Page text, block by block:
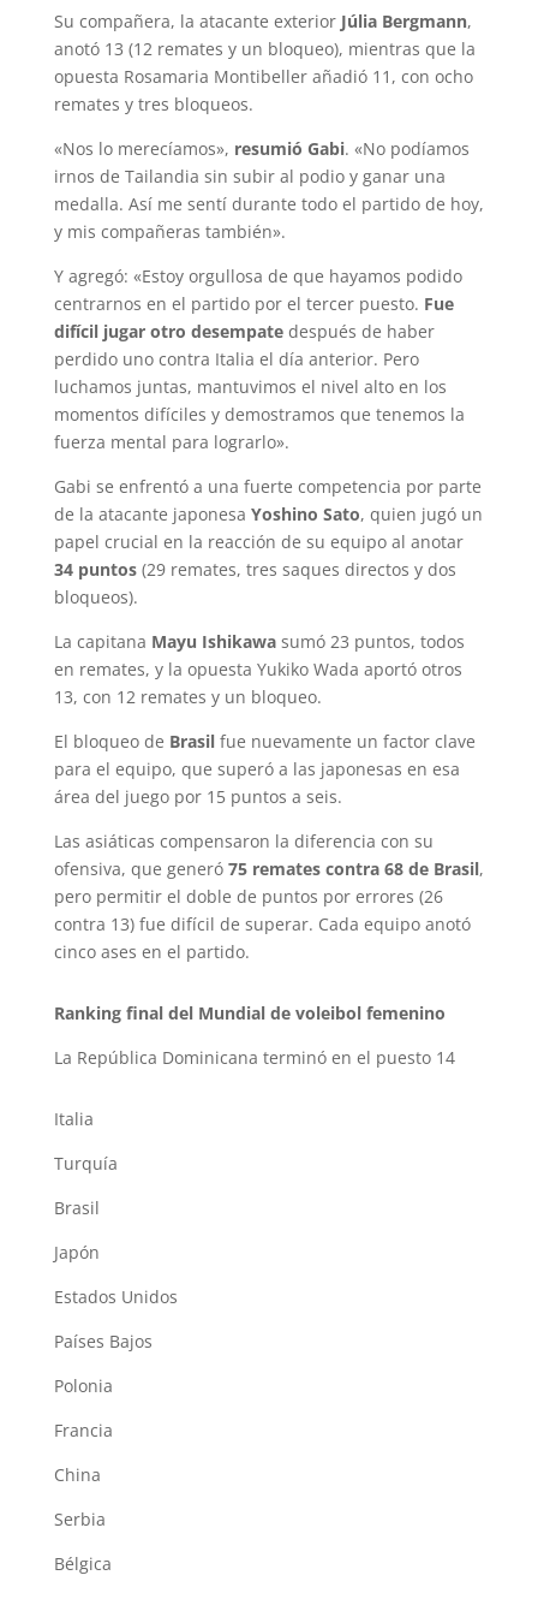
Su compañera, la atacante exterior Júlia Bergmann,
anotó 13 (12 remates y un bloqueo), mientras que la
opuesta Rosamaria Montibeller añadió 11, con ocho
remates y tres bloqueos.
«Nos lo merecíamos», resumió Gabi. «No podíamos
irnos de Tailandia sin subir al podio y ganar una
medalla. Así me sentí durante todo el partido de hoy,
y mis compañeras también».
Y agregó: «Estoy orgullosa de que hayamos podido
centrarnos en el partido por el tercer puesto. Fue
difícil jugar otro desempatedespués de haber
perdido uno contra Italia el día anterior. Pero
luchamos juntas, mantuvimos el nivel alto en los
momentos difíciles y demostramos que tenemos la
fuerza mental para lograrlo».
Gabi se enfrentó a una fuerte competencia por parte
de la atacante japonesa Yoshino Sato, quien jugó un
papel crucial en la reacción de su equipo al anotar
34 puntos(29 remates, tres saques directos y dos
bloqueos).
La capitana Mayu Ishikawasumó 23 puntos, todos
en remates, y la opuesta Yukiko Wada aportó otros
13, con 12 remates y un bloqueo.
El bloqueo de Brasilfue nuevamente un factor clave
para el equipo, que superó a las japonesas en esa
área del juego por 15 puntos a seis.
Las asiáticas compensaron la diferencia con su
ofensiva, que generó 75 remates contra 68 de Brasil,
pero permitir el doble de puntos por errores (26
contra 13) fue difícil de superar. Cada equipo anotó
cinco ases en el partido.
Ranking final del Mundial de voleibol femenino
La República Dominicana terminó en el puesto 14
Italia
Turquía
Brasil
Japón
Estados Unidos
Países Bajos
Polonia
Francia
China
Serbia
Bélgica